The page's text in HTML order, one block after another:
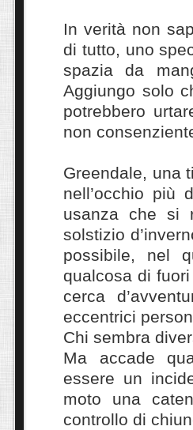
In verità non
di tutto, uno
spazia da
Aggiungo solo
potrebbero
non
Greendale, una
nell’occhio più
usanza che si
solstizio
possibile, nel
qualcosa di
cerca
eccentrici
Chi sembra
Ma accade
essere un
moto una
controllo di